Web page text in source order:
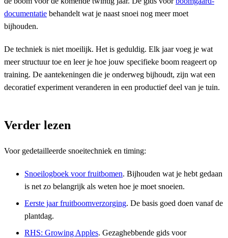
documentatie behandelt wat je naast snoei nog meer moet
bijhouden.
De techniek is niet moeilijk. Het is geduldig. Elk jaar voeg je wat
meer structuur toe en leer je hoe jouw specifieke boom reageert op
training. De aantekeningen die je onderweg bijhoudt, zijn wat een
decoratief experiment veranderen in een productief deel van je tuin.
Verder lezen
Voor gedetailleerde snoeitechniek en timing:
Snoeilogboek voor fruitbomen. Bijhouden wat je hebt gedaan
is net zo belangrijk als weten hoe je moet snoeien.
Eerste jaar fruitboomverzorging. De basis goed doen vanaf de
plantdag.
RHS: Growing Apples. Gezaghebbende gids voor